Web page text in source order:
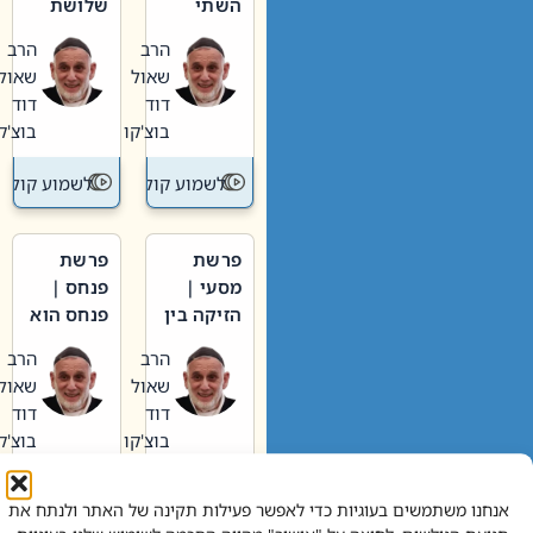
אנחנו משתמשים בעוגיות כדי לאפשר פעילות תקינה של האתר ולנתח את
וערב של
חיינו
הרב
שאול
דוד
בוצ'קו
לשמוע קול תורה – מדרש
האבות
הרב
שאול
דוד
בוצ'קו
לשמוע קול
פרשת
מסעי |
הזיקה בין
הגדול לעם הרב
שאול
דוד
בוצ'קו
לשמוע קול תורה – מדרש
פרשת
פנחס |
פנחס הוא
אליהו: בין
קנאות
הורסת
לקנאות
בונה
הרב
שאול
דוד
בוצ'קו
לשמוע קול